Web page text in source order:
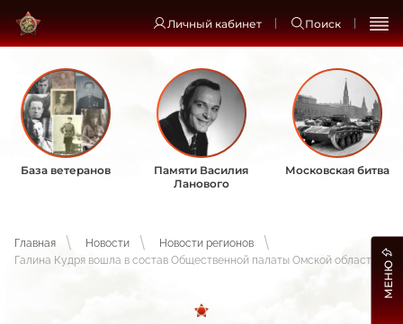
Личный кабинет Поиск
База ветеранов
Памяти Василия
Ланового
Московская битва
Главная Новости
Новости регионов
Галина Кудря вошла в состав Общественной палаты Омской области
МЕНЮ